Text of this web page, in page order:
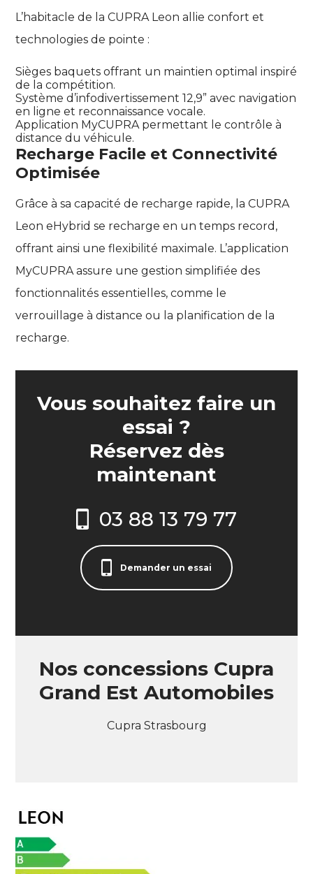
L’habitacle de la CUPRA Leon allie confort et
technologies de pointe :
Sièges baquets offrant un maintien optimal inspiré
de la compétition.
Système d’infodivertissement 12,9” avec navigation
en ligne et reconnaissance vocale.
Application MyCUPRA permettant le contrôle à
distance du véhicule.
Recharge Facile et Connectivité
Optimisée
Grâce à sa capacité de recharge rapide, la CUPRA
Leon eHybrid se recharge en un temps record,
offrant ainsi une flexibilité maximale. L’application
MyCUPRA assure une gestion simplifiée des
fonctionnalités essentielles, comme le
verrouillage à distance ou la planification de la
recharge.
Vous souhaitez faire un
essai ?
Réservez dès
maintenant
03 88 13 79 77
Demander un essai
Nos concessions Cupra
Grand Est Automobiles
Cupra Strasbourg